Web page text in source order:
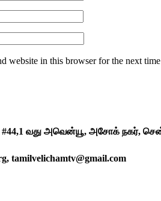
website in this browser for the next
வது அவென்யூ, அசோக் நகர்,
tamilvelichamtv@gmail.com